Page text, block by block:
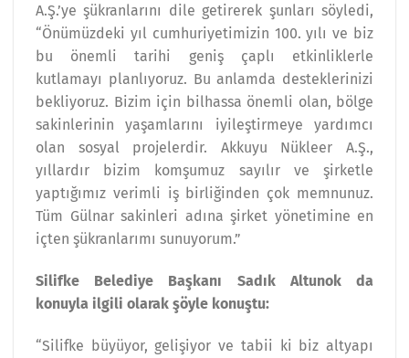
A.Ş.’ye şükranlarını dile getirerek şunları söyledi,
“Önümüzdeki yıl cumhuriyetimizin 100. yılı ve biz
bu önemli tarihi geniş çaplı etkinliklerle
kutlamayı planlıyoruz. Bu anlamda desteklerinizi
bekliyoruz. Bizim için bilhassa önemli olan, bölge
sakinlerinin yaşamlarını iyileştirmeye yardımcı
olan sosyal projelerdir. Akkuyu Nükleer A.Ş.,
yıllardır bizim komşumuz sayılır ve şirketle
yaptığımız verimli iş birliğinden çok memnunuz.
Tüm Gülnar sakinleri adına şirket yönetimine en
içten şükranlarımı sunuyorum.”
Silifke Belediye Başkanı Sadık Altunok da
konuyla ilgili olarak şöyle konuştu:
“Silifke büyüyor, gelişiyor ve tabii ki biz altyapı